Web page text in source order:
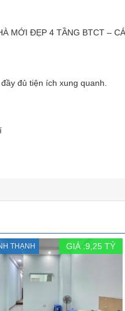
MỚI ĐẸP 4 TẦNG BTCT –
đủ tiện ích xung quanh.
THẠNH GIÁ :9,25TỶ